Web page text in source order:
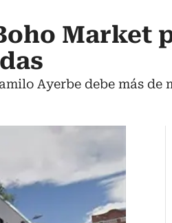
Market
Ayerbe debe más de